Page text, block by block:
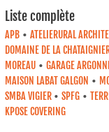
Liste complète
APB • ATELIERURAL
DOMAINE DE LA
MOREAU • GARAGE
MAISON LABAT GALGON •
SMBA VIGIER • SPFG •
KPOSE COVERING